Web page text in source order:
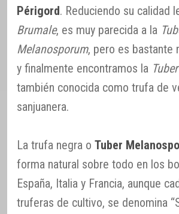
Périgord. Reduciendo su calidad
Brumale, es muy parecida a la
Melanosporum, pero es bastante
y finalmente encontramos la
también conocida como trufa de
sanjuanera.
La trufa negra o Tuber
forma natural sobre todo en los
España, Italia y Francia, aunque
truferas de cultivo, se denomina